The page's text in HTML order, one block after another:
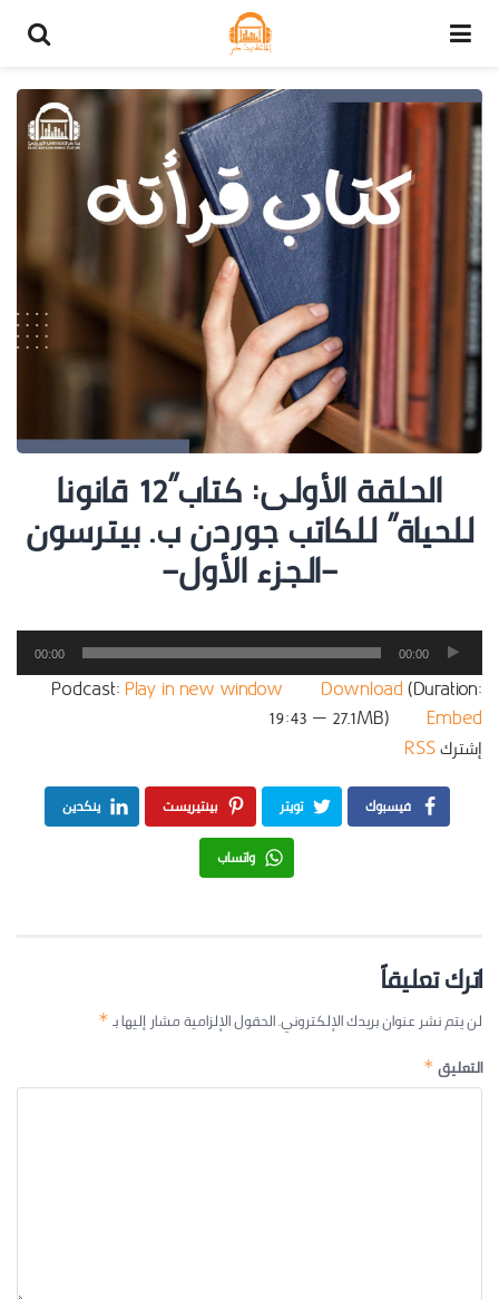
الحلقة الأولى: كتاب”12 قانونا
للحياة” للكاتب جوردن ب. بيترسون
-الجزء الأول-
مشغل
الصوت
00:00
00:00
Podcast: Play in new window Download(Duration:
19:43 — 27.1MB) | Embed
إشتركRSS
فيسبوك تويتر بينتيريست
ينكدين
واتساب
اترك تعليقاً
لن يتم نشر عنوان بريدك الإلكتروني.الحقول الإلزامية مشار إليها بـ *
التعليق *